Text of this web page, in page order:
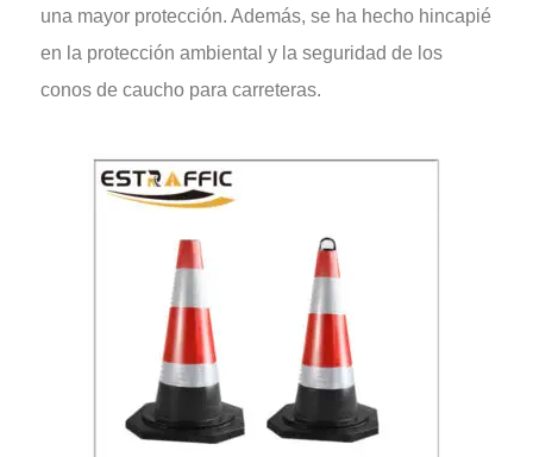
una mayor protección. Además, se ha hecho hincapié
en la protección ambiental y la seguridad de los
conos de caucho para carreteras.